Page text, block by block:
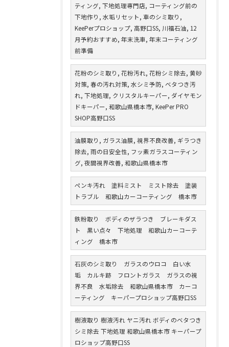
ティング, 下地処理専門店, コーティング前の
下地作り, 水垢リセット, 車のシミ取り,
KeePerプロショップ, 高野口SS, 川福石油, 12
月予約おすすめ, 年末洗車, 年末コーティング
前準備
花粉のシミ取り, 花粉汚れ, 花粉シミ除去, 黄砂
対策, 春の汚れ対策, 水シミ予防, ベタつき汚
れ, 下地処理, クリスタルキーパー, ダイヤモン
ドキーパー, 和歌山県橋本市, KeePer PRO
SHOP高野口SS
油膜取り, ガラス油膜, 視界不良改善, ギラつき
除去, 雨の日安全性, フッ素ガラスコーティン
グ, 夜間視界改善, 和歌山県橋本市
ペンキ汚れ 塗料ミスト ミスト除去 塗装
トラブル 和歌山カーコーティング 橋本市
鉄粉取り ボディのザラつき ブレーキダス
ト 黒い点々 下地処理 和歌山カーコーテ
ィング 橋本市
石灰のシミ取り ガラスのウロコ 白い水
垢 カルキ跡 フロントガラス ガラスの視
界不良 水垢除去 和歌山県橋本市 カーコ
ーティング キーパープロショップ高野口SS
樹液取り 樹液汚れ ヤニ汚れ ボディのベタつき
シミ除去 下地処理 和歌山県橋本市 キーパープ
ロショップ高野口SS